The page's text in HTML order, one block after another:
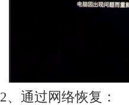
2、通过网络恢复：